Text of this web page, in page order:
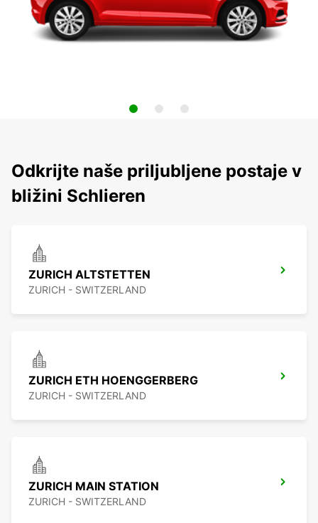
Odkrijte naše priljubljene postaje v
bližini Schlieren
ZURICH ALTSTETTEN
ZURICH - SWITZERLAND
ZURICH ETH HOENGGERBERG
ZURICH - SWITZERLAND
ZURICH MAIN STATION
ZURICH - SWITZERLAND